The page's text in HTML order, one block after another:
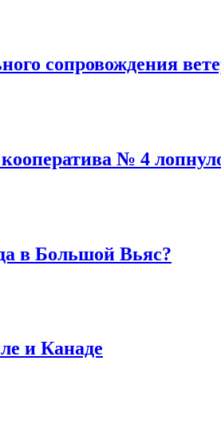
сопровождения
№ 4
в Большой Вьяс?
и Канаде